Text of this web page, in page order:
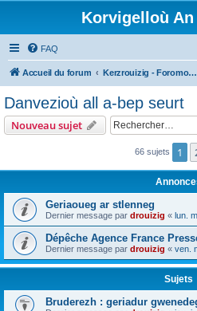
Korvigelloù An
FAQ
Accueil du forum Kerzrouizig - Foromoù An Drouizig
Danvezioù all a-bep seurt
Nouveau sujet
66 sujets 1
Geriaoueg ar stlenneg
Dernier message par drouizig « lun.
Dépêche Agence France
Dernier message par drouizig « ven.
Sujets
Bruderezh : geriadur